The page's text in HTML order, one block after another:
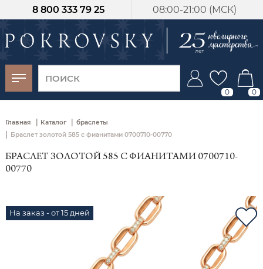
08:00-21:00 (МСК)
8 800 333 79 25
0 0
Главная | Каталог | браслеты
| Браслет золотой 585 с фианитами 0700710-00770
БРАСЛЕТ ЗОЛОТОЙ 585 С ФИАНИТАМИ 0700710-
00770
На заказ - от 15 дней
-30%
от 15 дней с
момента оплаты